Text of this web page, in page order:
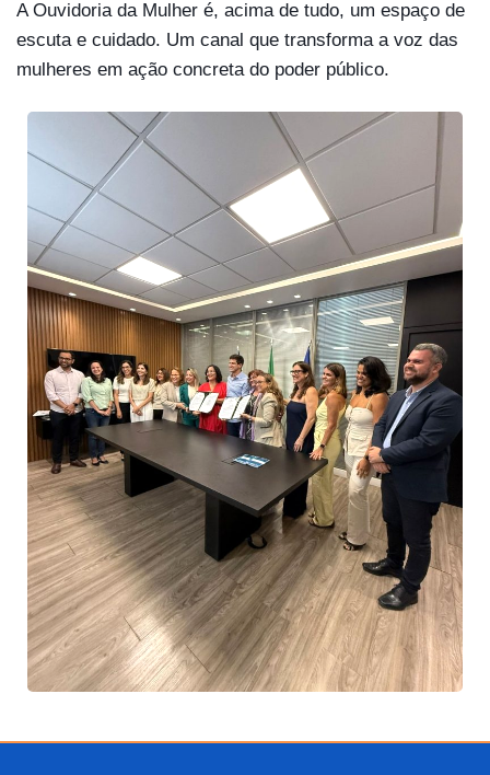
A Ouvidoria da Mulher é, acima de tudo, um espaço de
escuta e cuidado. Um canal que transforma a voz das
mulheres em ação concreta do poder público.